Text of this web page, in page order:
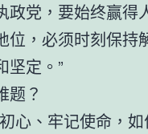
政党，要始终赢得
位，必须时刻保持
坚定。”
题？
心、牢记使命，